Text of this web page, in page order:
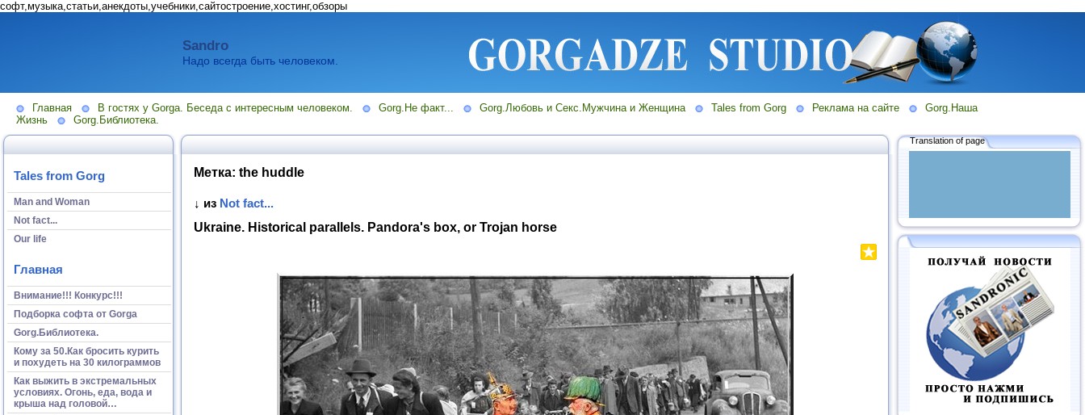
софт,музыка,статьи,анекдоты,учебники,сайтостроение,хостинг,обзоры
Sandro
Надо всегда быть человеком.
Главная В гостях у Gorga. Беседа с интересным человеком. Gorg.Не факт... Gorg.Любовь и Секс.Мужчина и Женщина Tales from Gorg Реклама на сайте
Gorg.Наша
Жизнь
Gorg.Библиотека.
Tales from Gorg
Man and Woman
Not fact...
Our life
Главная
Внимание!!! Конкурс!!!
Подборка софта от Gorga
Gorg.Библиотека.
Кому за 50.Как бросить курить
и похудеть на 30 килограммов
Как выжить в экстремальных
условиях. Огонь, еда, вода и
крыша над головой…
Метка: the huddle
↓ из Not fact...
Ukraine. Historical parallels. Pandora's box, or Trojan horse
Translation of page